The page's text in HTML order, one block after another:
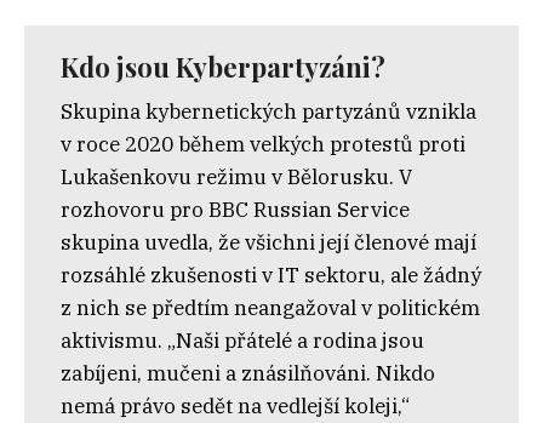
Kdo jsou Kyberpartyzáni?
Skupina kybernetických partyzánů vznikla
v roce 2020 během velkých protestů proti
Lukašenkovu režimu v Bělorusku. V
rozhovoru pro BBC Russian Service
skupina uvedla, že všichni její členové mají
rozsáhlé zkušenosti v IT sektoru, ale žádný
z nich se předtím neangažoval v politickém
aktivismu. „Naši přátelé a rodina jsou
zabíjeni, mučeni a znásilňováni. Nikdo
nemá právo sedět na vedlejší koleji,“